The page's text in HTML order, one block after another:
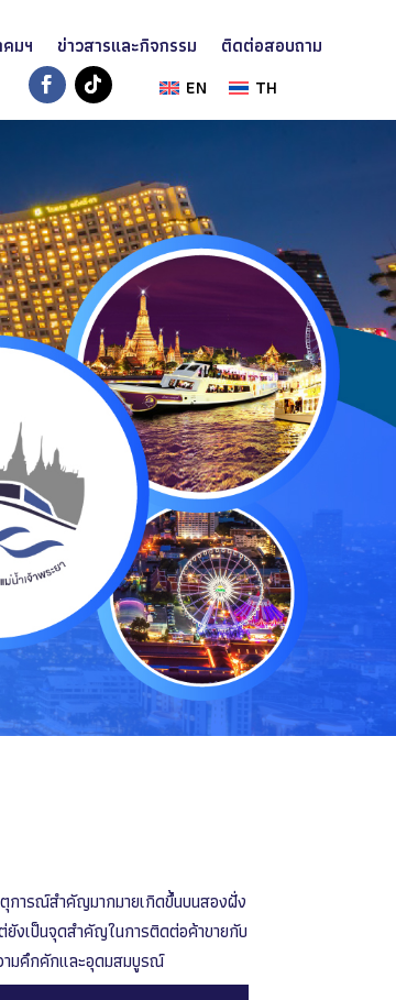
มฯ ข่าวสารและกิจกรรม
ติดต่อสอบถาม
EN
TH
ตุการณ์สำคัญมากมายเกิดขึ้นบนสองฝั่ง
งเป็นจุดสำคัญในการติดต่อค้าขายกับ
ามคึกคักและอุดมสมบูรณ์